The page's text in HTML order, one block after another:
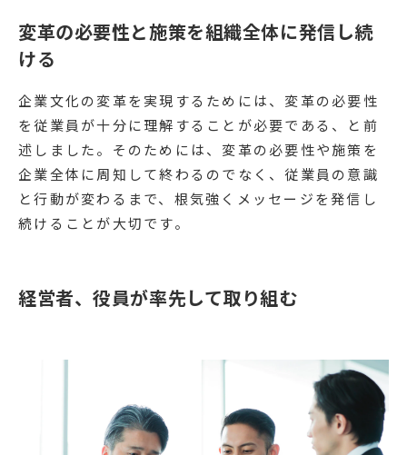
変革の必要性と施策を組織全体に発信し続
ける
企業文化の変革を実現するためには、変革の必要性
を従業員が十分に理解することが必要である、と前
述しました。そのためには、変革の必要性や施策を
企業全体に周知して終わるのでなく、従業員の意識
と行動が変わるまで、根気強くメッセージを発信し
続けることが大切です。
経営者、役員が率先して取り組む